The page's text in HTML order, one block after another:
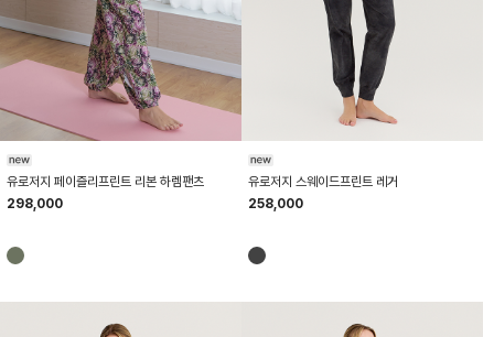
유로저지 페이즐리프린트 리본 하렘팬츠
298,000
유로저지 스웨이드프린트 레거
258,000